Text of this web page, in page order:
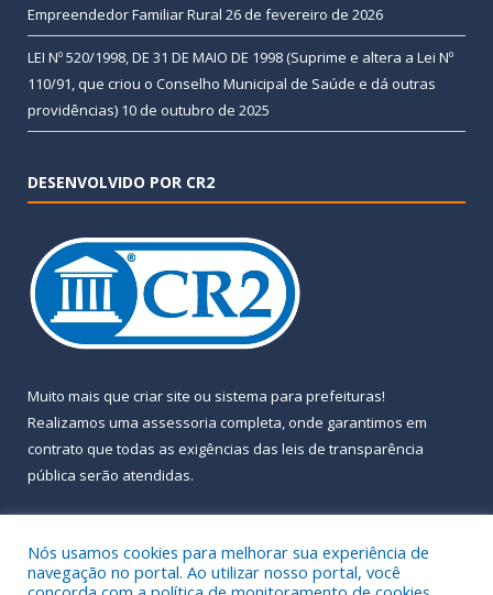
Empreendedor Familiar Rural 26 de fevereiro de 2026
LEI Nº 520/1998, DE 31 DE MAIO DE 1998 (Suprime e altera a Lei Nº
110/91, que criou o Conselho Municipal de Saúde e dá outras
providências) 10 de outubro de 2025
DESENVOLVIDO POR CR2
Muito mais que criar site ou sistema para prefeituras!
Realizamos uma assessoria completa, onde garantimos em
contrato que todas as exigências das leis de transparência
pública serão atendidas.
Nós usamos cookies para melhorar sua experiência de
navegação no portal. Ao utilizar nosso portal, você